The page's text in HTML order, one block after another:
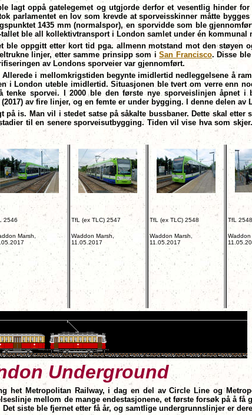
lagt oppå gatelegemet og utgjorde derfor et vesentlig hinder
parlamentet en lov som krevde at sporveisskinner måtte
1435 mm (normalspor), en sporvidde som ble
ble all kollektivtransport i London samlet under én kommunal
ble oppgitt etter kort tid pga. allmenn motstand mot den støyen
linjer, etter samme prinsipp som iSan Francisco. Disse
av Londons sporveier var gjennomført.
i mellomkrigstiden begynte imidlertid nedleggelsene å
i London uteble imidlertid. Situasjonen ble tvert om verre enn
sporvei. I 2000 ble den første nye sporveislinjen åpnet i
av fire linjer, og en femte er under bygging. I denne delen
is. Man vil i stedet satse på såkalte bussbaner. Dette skal
til en senere sporveisutbygging. Tiden vil vise hva som
2546
Marsh,
TfL (ex TLC) 2547
Waddon Marsh,
11.05.2017
TfL (ex TLC) 2548
Waddon Marsh,
11.05.2017
TfL 2548
Waddon
Underground
het Metropolitan Railway, i dag en del av Circle Line og
mellom de mange endestasjonene, et første forsøk på å
siste ble fjernet etter få år, og samtlige undergrunnslinjer er